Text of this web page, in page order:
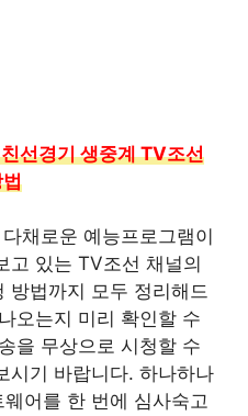
선경기 생중계 TV조선
채로운 예능프로그램이
고 있는 TV조선 채널의
방법까지 모두 정리해드
오는지 미리 확인할 수
을 무상으로 시청할 수
시기 바랍니다. 하나하나
어를 한 번에 심사숙고